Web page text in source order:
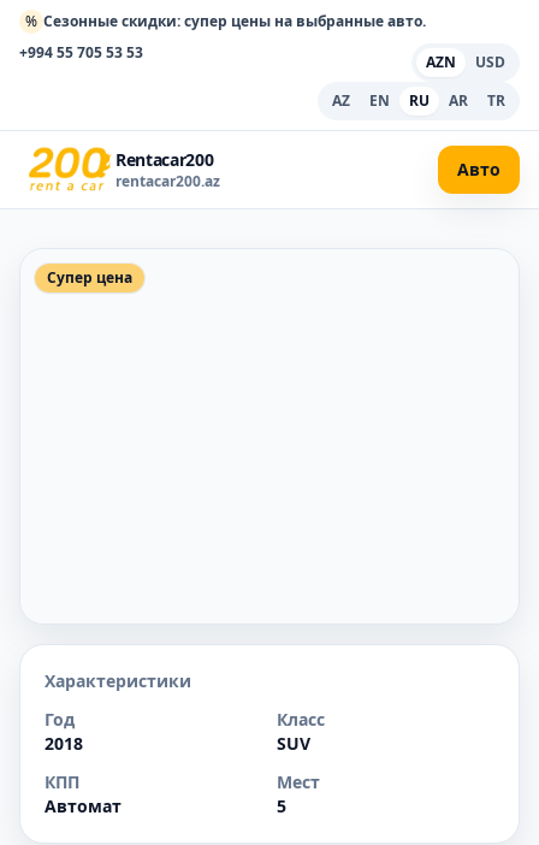
% Сезонные скидки: супер цены на выбранные авто.
+994 55 705 53 53
AZN
USD
AZ
EN RU AR TR
Rentacar200
rentacar200.az
Авто
Супер цена
Характеристики
Год
2018
Класс
SUV
КПП
Автомат
Мест
5